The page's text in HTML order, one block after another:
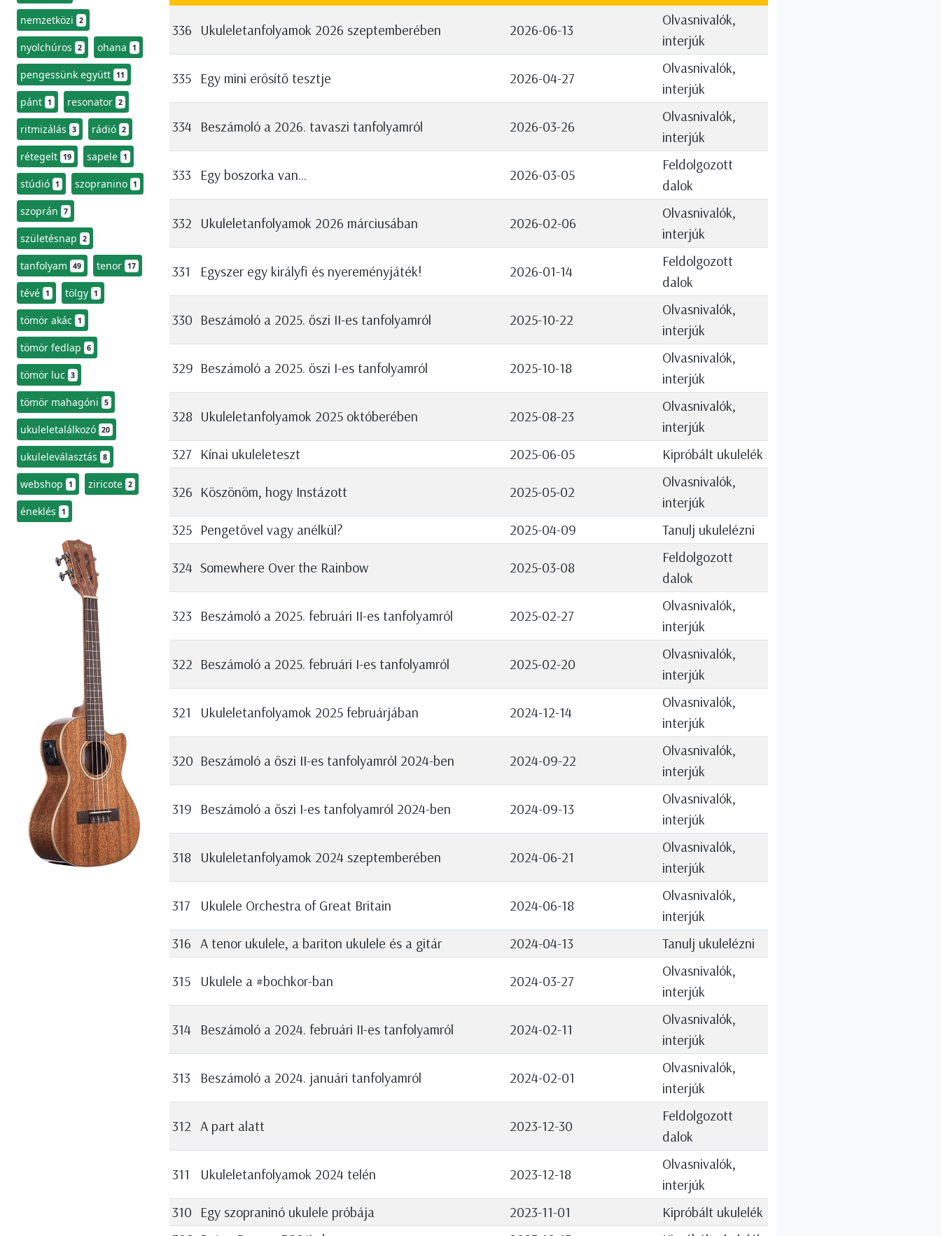
nemzetközi 2
nyolchúros 2 ohana 1
pengessünk együtt 11
pánt 1 resonator 2
ritmizálás 3 rádió 2
rétegelt 19 sapele 1
stúdió 1 szopranino 1
szoprán 7
születésnap 2
tanfolyam 49 tenor 17
tévé 1 tölgy 1
tömör akác 1
tömör fedlap 6
tömör luc 3
tömör mahagóni 5
ukuleletalálkozó 20
ukuleleválasztás 8
webshop 1 ziricote 2
éneklés 1
336 Ukuleletanfolyamok 2026 szeptemberében 2026-06-13
Olvasnivalók,
interjúk
335 Egy mini erősítő tesztje 2026-04-27
Olvasnivalók,
interjúk
334 Beszámoló a 2026. tavaszi tanfolyamról 2026-03-26
Olvasnivalók,
interjúk
333 Egy boszorka van... 2026-03-05
Feldolgozott
dalok
332 Ukuleletanfolyamok 2026 márciusában 2026-02-06
Olvasnivalók,
interjúk
331 Egyszer egy királyfi és nyereményjáték! 2026-01-14
Feldolgozott
dalok
330 Beszámoló a 2025. őszi II-es tanfolyamról 2025-10-22
Olvasnivalók,
interjúk
329 Beszámoló a 2025. őszi I-es tanfolyamról 2025-10-18
Olvasnivalók,
interjúk
328 Ukuleletanfolyamok 2025 októberében 2025-08-23
Olvasnivalók,
interjúk
327 Kínai ukuleleteszt 2025-06-05 Kipróbált ukulelék
326 Köszönöm, hogy Instázott 2025-05-02
Olvasnivalók,
interjúk
325 Pengetővel vagy anélkül? 2025-04-09 Tanulj ukulelézni
324 Somewhere Over the Rainbow 2025-03-08
Feldolgozott
dalok
323 Beszámoló a 2025. februári II-es tanfolyamról 2025-02-27
Olvasnivalók,
interjúk
322 Beszámoló a 2025. februári I-es tanfolyamról 2025-02-20
Olvasnivalók,
interjúk
321 Ukuleletanfolyamok 2025 februárjában 2024-12-14
Olvasnivalók,
interjúk
320 Beszámoló a őszi II-es tanfolyamról 2024-ben 2024-09-22
Olvasnivalók,
interjúk
319 Beszámoló a őszi I-es tanfolyamról 2024-ben 2024-09-13
Olvasnivalók,
interjúk
318 Ukuleletanfolyamok 2024 szeptemberében 2024-06-21
Olvasnivalók,
interjúk
317 Ukulele Orchestra of Great Britain 2024-06-18
Olvasnivalók,
interjúk
316 A tenor ukulele, a bariton ukulele és a gitár 2024-04-13 Tanulj ukulelézni
315 Ukulele a #bochkor-ban 2024-03-27
Olvasnivalók,
interjúk
314 Beszámoló a 2024. februári II-es tanfolyamról 2024-02-11
Olvasnivalók,
interjúk
313 Beszámoló a 2024. januári tanfolyamról 2024-02-01
Olvasnivalók,
interjúk
312 A part alatt 2023-12-30
Feldolgozott
dalok
311 Ukuleletanfolyamok 2024 telén 2023-12-18
Olvasnivalók,
interjúk
310 Egy szopraninó ukulele próbája 2023-11-01
Kipróbált ukulelék